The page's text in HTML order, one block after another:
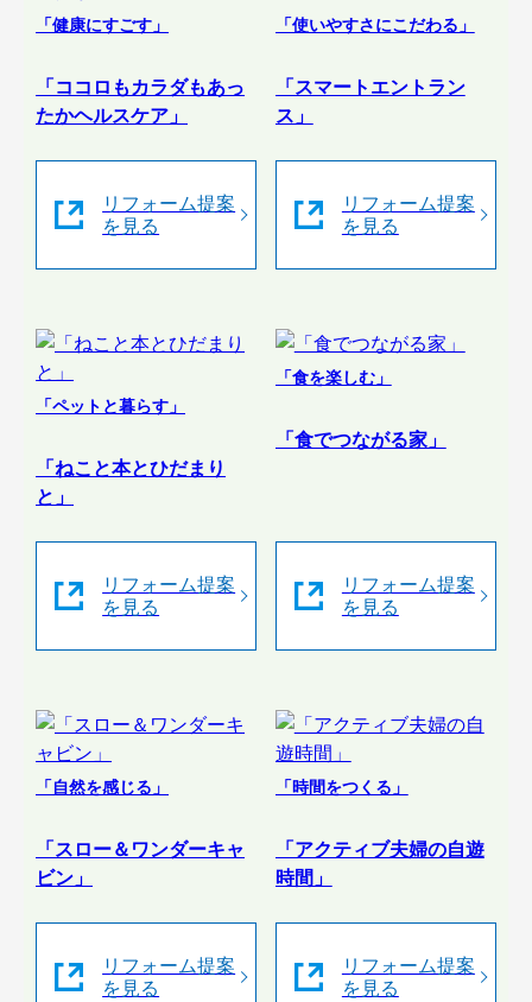
「健康にすごす」
「ココロもカラダもあっ
たかヘルスケア」
リフォーム提案
を見る
「使いやすさにこだわる」
「スマートエントラン
ス」
リフォーム提案
を見る
「ペットと暮らす」
「ねこと本とひだまり
と」
リフォーム提案
を見る
「食を楽しむ」
「食でつながる家」
リフォーム提案
を見る
「自然を感じる」
「スロー＆ワンダーキャ
ビン」
リフォーム提案
を見る
「時間をつくる」
「アクティブ夫婦の自遊
時間」
リフォーム提案
を見る